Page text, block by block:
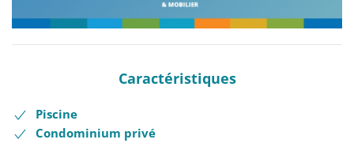
Caractéristiques
Piscine
Condominium privé